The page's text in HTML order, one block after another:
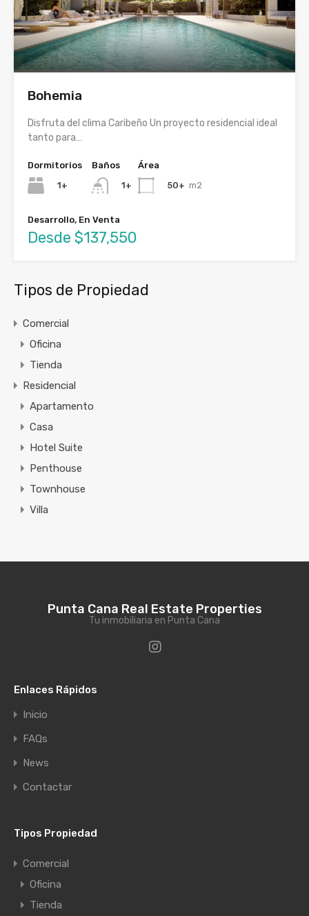
Bohemia
Disfruta del clima Caribeño Un proyecto residencial ideal
tanto para…
Dormitorios
1+
Baños
1+
Área
50+ m2
Desarrollo, En Venta
Desde $137,550
Tipos de Propiedad
Comercial
Oficina
Tienda
Residencial
Apartamento
Casa
Hotel Suite
Penthouse
Townhouse
Villa
Punta Cana Real Estate Properties
Tu inmobiliaria en Punta Cana
Enlaces Rápidos
Inicio
FAQs
News
Contactar
Tipos Propiedad
Comercial
Oficina
Tienda